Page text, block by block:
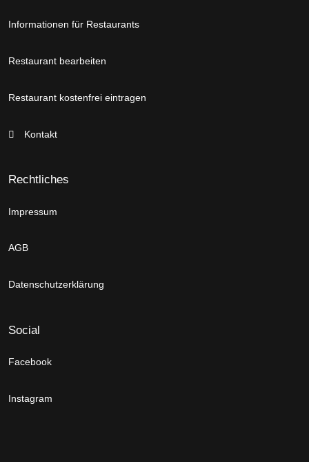
Informationen für Restaurants
Restaurant bearbeiten
Restaurant kostenfrei eintragen
Kontakt
Rechtliches
Impressum
AGB
Datenschutzerklärung
Social
Facebook
Instagram